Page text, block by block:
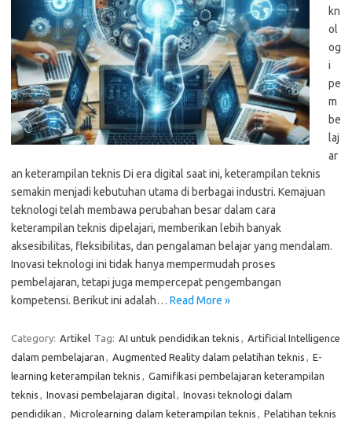
kn
ol
og
i
pe
m
be
laj
ar
an keterampilan teknis Di era digital saat ini, keterampilan teknis
semakin menjadi kebutuhan utama di berbagai industri. Kemajuan
teknologi telah membawa perubahan besar dalam cara
keterampilan teknis dipelajari, memberikan lebih banyak
aksesibilitas, fleksibilitas, dan pengalaman belajar yang mendalam.
Inovasi teknologi ini tidak hanya mempermudah proses
pembelajaran, tetapi juga mempercepat pengembangan
kompetensi. Berikut ini adalah… Read More »
Category: Artikel Tag: AI untuk pendidikan teknis , Artificial Intelligence
dalam pembelajaran , Augmented Reality dalam pelatihan teknis , E-
learning keterampilan teknis , Gamifikasi pembelajaran keterampilan
teknis , Inovasi pembelajaran digital, Inovasi teknologi dalam
pendidikan , Microlearning dalam keterampilan teknis , Pelatihan teknis